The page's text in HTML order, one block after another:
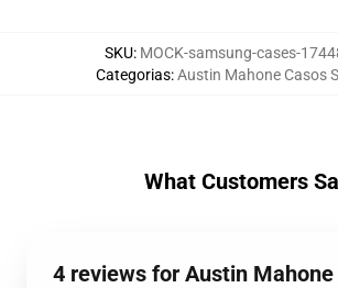
SKU: MOCK-samsung-cases-
Categorias:Austin Mahone Casos
What Customers
4 reviews for Austin Mahone